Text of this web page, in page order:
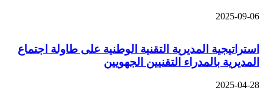
2025-09-06
استراتيجية المديرية التقنية الوطنية على طاولة اجتماع
المديرية بالمدراء التقنيين الجهويين
2025-04-28